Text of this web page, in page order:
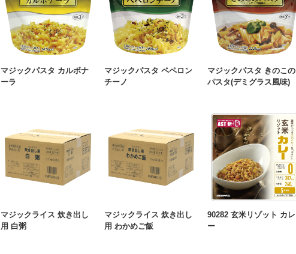
マジックパスタ カルボナ
ーラ
マジックパスタ ペペロン
チーノ
マジックパスタ きのこの
パスタ(デミグラス風味)
マジックライス 炊き出し
用 白粥
マジックライス 炊き出し
用 わかめご飯
90282 玄米リゾット カレ
ー